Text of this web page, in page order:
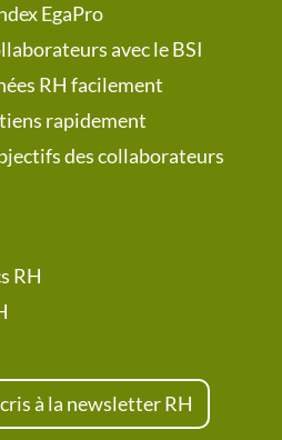
EgaPro
avec le BSI
RH facilement
rapidement
des collaborateurs
RH
à la newsletter RH